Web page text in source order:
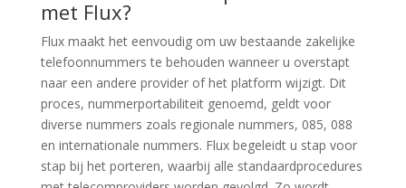
met Flux?
Flux maakt het eenvoudig om uw bestaande zakelijke
telefoonnummers te behouden wanneer u overstapt
naar een andere provider of het platform wijzigt. Dit
proces, nummerportabiliteit genoemd, geldt voor
diverse nummers zoals regionale nummers, 085, 088
en internationale nummers. Flux begeleidt u stap voor
stap bij het porteren, waarbij alle standaardprocedures